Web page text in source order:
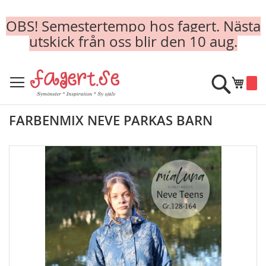
OBS! Semestertempo hos fagert. Nästa
utskick från oss blir den 10 aug.
to
Content
Min
Sök
FARBENMIX NEVE PARKAS BARN